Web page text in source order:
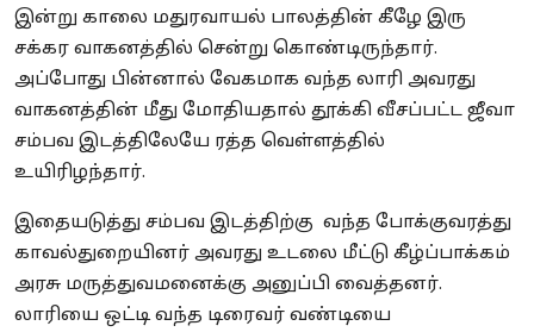
இன்று காலை மதுரவாயல் பாலத்தின் கீழே இரு
சக்கர வாகனத்தில் சென்று கொண்டிருந்தார்.
அப்போது பின்னால் வேகமாக வந்த லாரி அவரது
வாகனத்தின் மீது மோதியதால் தூக்கி வீசப்பட்ட ஜீவா
சம்பவ இடத்திலேயே ரத்த வெள்ளத்தில்
உயிரிழந்தார்.
இதையடுத்து சம்பவ இடத்திற்கு வந்த போக்குவரத்து
காவல்துறையினர் அவரது உடலை மீட்டு கீழ்ப்பாக்கம்
அரசு மருத்துவமனைக்கு அனுப்பி வைத்தனர்.
லாரியை ஒட்டி வந்த டிரைவர் வண்டியை